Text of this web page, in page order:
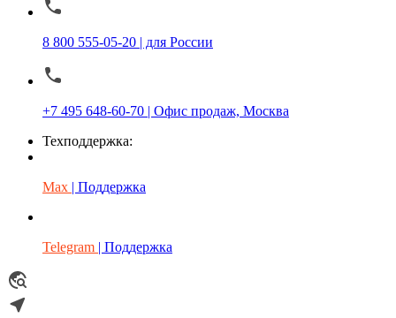
8 800 555-05-20 | для России
+7 495 648-60-70 | Офис продаж, Москва
Техподдержка:
Max | Поддержка
Telegram | Поддержка